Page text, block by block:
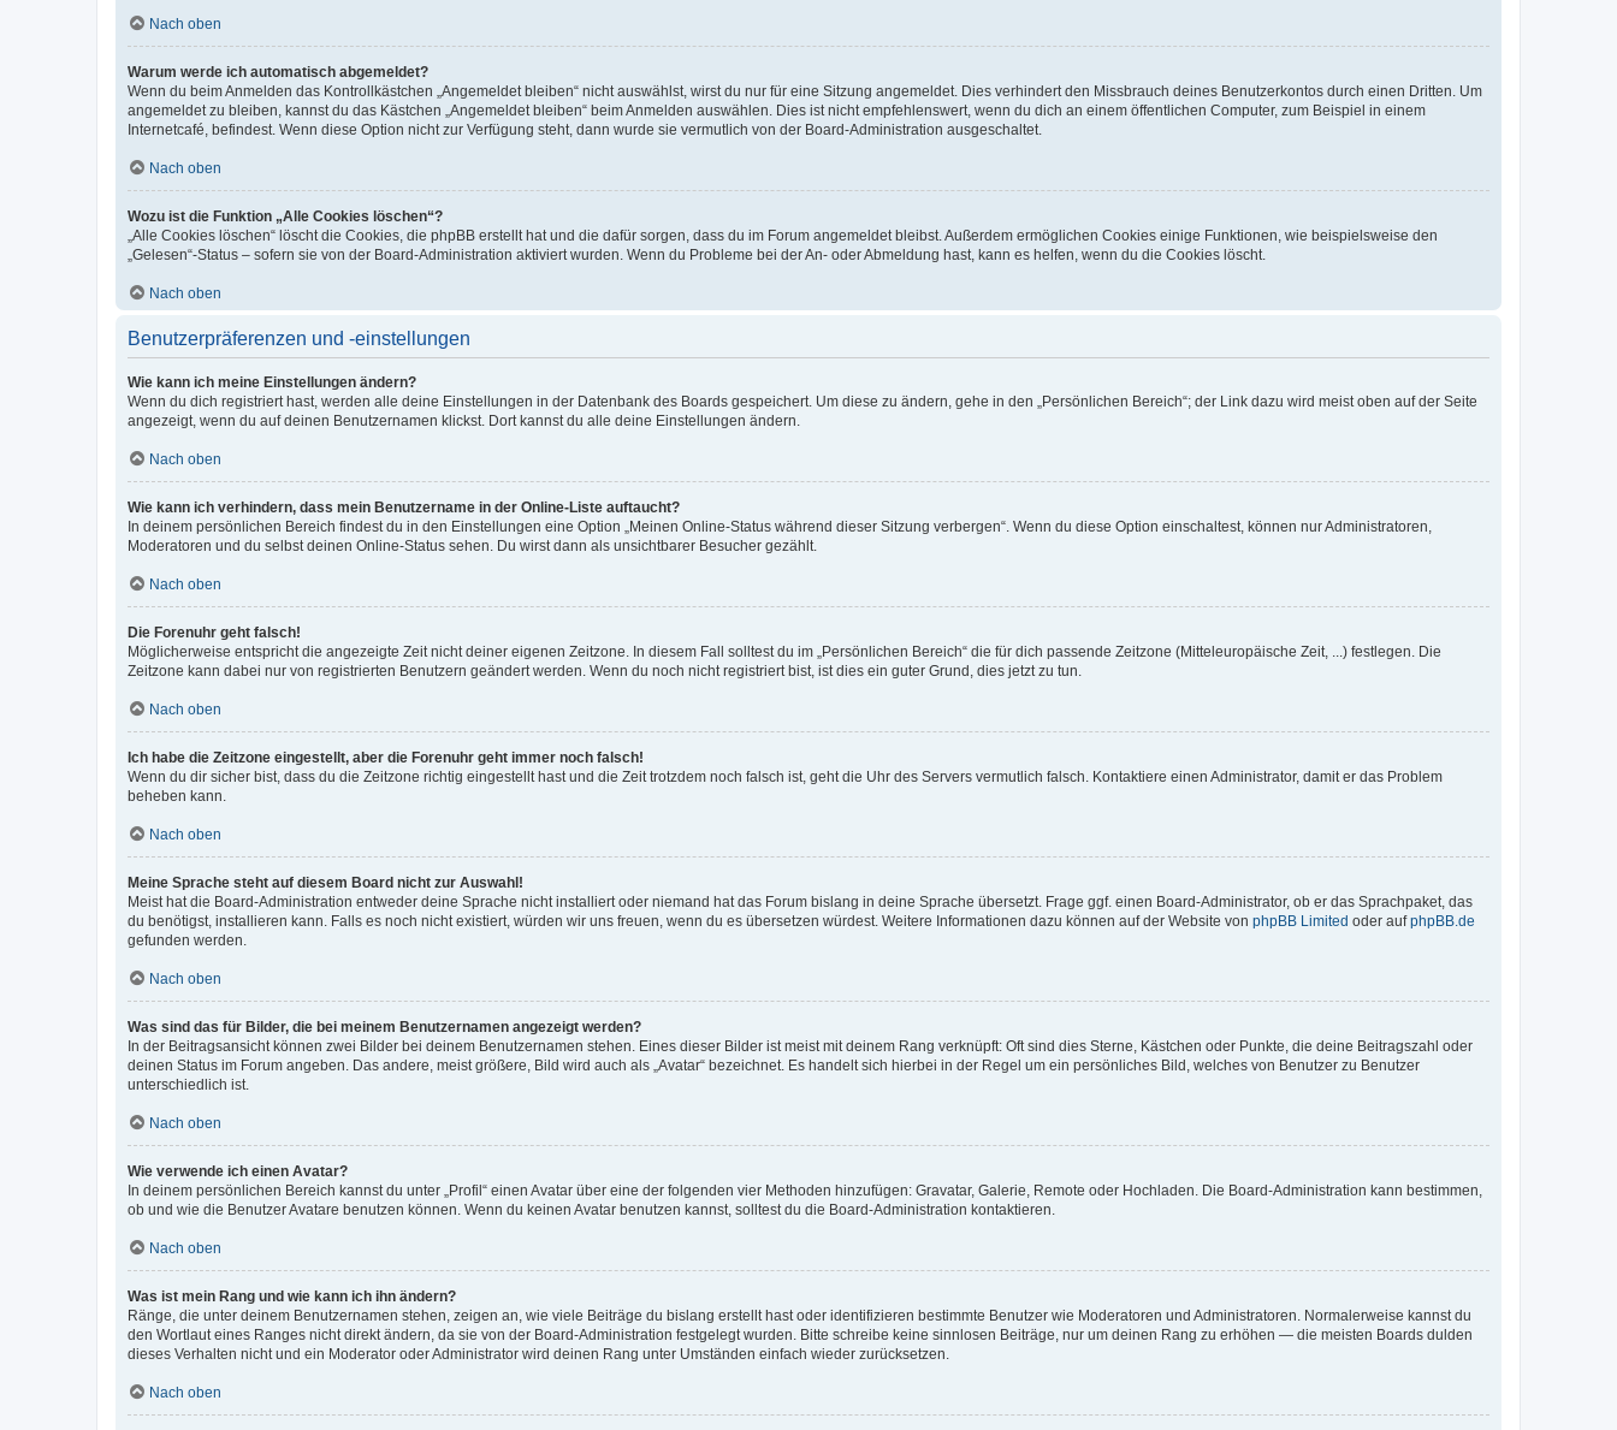
Nach oben
Warum werde ich automatisch abgemeldet?
Wenn du beim Anmelden das Kontrollkästchen „Angemeldet bleiben“ nicht auswählst, wirst du nur für eine Sitzung angemeldet. Dies verhindert den Missbrauch deines Benutzerkontos durch einen Dritten. Um
angemeldet zu bleiben, kannst du das Kästchen „Angemeldet bleiben“ beim Anmelden auswählen. Dies ist nicht empfehlenswert, wenn du dich an einem öffentlichen Computer, zum Beispiel in einem
Internetcafé, befindest. Wenn diese Option nicht zur Verfügung steht, dann wurde sie vermutlich von der Board-Administration ausgeschaltet.
Nach oben
Wozu ist die Funktion „Alle Cookies löschen“?
„Alle Cookies löschen“ löscht die Cookies, die phpBB erstellt hat und die dafür sorgen, dass du im Forum angemeldet bleibst. Außerdem ermöglichen Cookies einige Funktionen, wie beispielsweise den
„Gelesen“-Status – sofern sie von der Board-Administration aktiviert wurden. Wenn du Probleme bei der An- oder Abmeldung hast, kann es helfen, wenn du die Cookies löscht.
Nach oben
Benutzerpräferenzen und -einstellungen
Wie kann ich meine Einstellungen ändern?
Wenn du dich registriert hast, werden alle deine Einstellungen in der Datenbank des Boards gespeichert. Um diese zu ändern, gehe in den „Persönlichen Bereich“; der Link dazu wird meist oben auf der Seite
angezeigt, wenn du auf deinen Benutzernamen klickst. Dort kannst du alle deine Einstellungen ändern.
Nach oben
Wie kann ich verhindern, dass mein Benutzername in der Online-Liste auftaucht?
In deinem persönlichen Bereich findest du in den Einstellungen eine Option „Meinen Online-Status während dieser Sitzung verbergen“. Wenn du diese Option einschaltest, können nur Administratoren,
Moderatoren und du selbst deinen Online-Status sehen. Du wirst dann als unsichtbarer Besucher gezählt.
Nach oben
Die Forenuhr geht falsch!
Möglicherweise entspricht die angezeigte Zeit nicht deiner eigenen Zeitzone. In diesem Fall solltest du im „Persönlichen Bereich“ die für dich passende Zeitzone (Mitteleuropäische Zeit, ...) festlegen. Die
Zeitzone kann dabei nur von registrierten Benutzern geändert werden. Wenn du noch nicht registriert bist, ist dies ein guter Grund, dies jetzt zu tun.
Nach oben
Ich habe die Zeitzone eingestellt, aber die Forenuhr geht immer noch falsch!
Wenn du dir sicher bist, dass du die Zeitzone richtig eingestellt hast und die Zeit trotzdem noch falsch ist, geht die Uhr des Servers vermutlich falsch. Kontaktiere einen Administrator, damit er das Problem
beheben kann.
Nach oben
Meine Sprache steht auf diesem Board nicht zur Auswahl!
Meist hat die Board-Administration entweder deine Sprache nicht installiert oder niemand hat das Forum bislang in deine Sprache übersetzt. Frage ggf. einen Board-Administrator, ob er das Sprachpaket, das
du benötigst, installieren kann. Falls es noch nicht existiert, würden wir uns freuen, wenn du es übersetzen würdest. Weitere Informationen dazu können auf der Website von phpBB Limited oder aufphpBB.de
gefunden werden.
Nach oben
Was sind das für Bilder, die bei meinem Benutzernamen angezeigt werden?
In der Beitragsansicht können zwei Bilder bei deinem Benutzernamen stehen. Eines dieser Bilder ist meist mit deinem Rang verknüpft: Oft sind dies Sterne, Kästchen oder Punkte, die deine Beitragszahl oder
deinen Status im Forum angeben. Das andere, meist größere, Bild wird auch als „Avatar“ bezeichnet. Es handelt sich hierbei in der Regel um ein persönliches Bild, welches von Benutzer zu Benutzer
unterschiedlich ist.
Nach oben
Wie verwende ich einen Avatar?
In deinem persönlichen Bereich kannst du unter „Profil“ einen Avatar über eine der folgenden vier Methoden hinzufügen: Gravatar, Galerie, Remote oder Hochladen. Die Board-Administration kann bestimmen,
ob und wie die Benutzer Avatare benutzen können. Wenn du keinen Avatar benutzen kannst, solltest du die Board-Administration kontaktieren.
Nach oben
Was ist mein Rang und wie kann ich ihn ändern?
Ränge, die unter deinem Benutzernamen stehen, zeigen an, wie viele Beiträge du bislang erstellt hast oder identifizieren bestimmte Benutzer wie Moderatoren und Administratoren. Normalerweise kannst du
den Wortlaut eines Ranges nicht direkt ändern, da sie von der Board-Administration festgelegt wurden. Bitte schreibe keine sinnlosen Beiträge, nur um deinen Rang zu erhöhen — die meisten Boards dulden
dieses Verhalten nicht und ein Moderator oder Administrator wird deinen Rang unter Umständen einfach wieder zurücksetzen.
Nach oben